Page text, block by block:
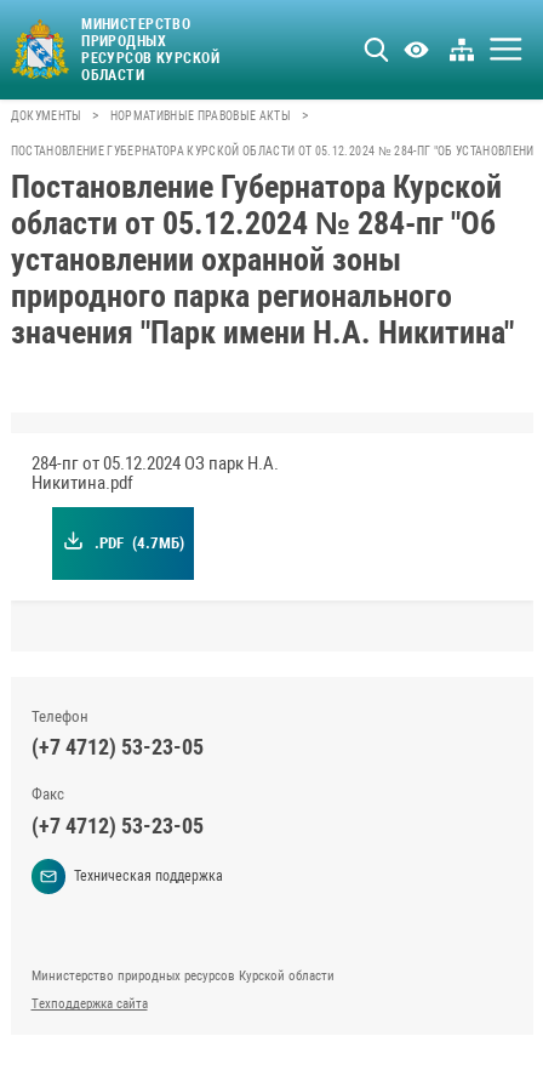
МИНИСТЕРСТВО
ПРИРОДНЫХ
РЕСУРСОВ КУРСКОЙ
ОБЛАСТИ
ДОКУМЕНТЫ > НОРМАТИВНЫЕ ПРАВОВЫЕ АКТЫ >
ПОСТАНОВЛЕНИЕ ГУБЕРНАТОРА КУРСКОЙ ОБЛАСТИ ОТ 05.12.2024 № 284-ПГ "ОБ
Постановление Губернатора Курской
области от 05.12.2024 № 284-пг "Об
установлении охранной зоны
природного парка регионального
значения "Парк имени Н.А. Никитина"
284-пг от 05.12.2024 ОЗ парк Н.А.
Никитина.pdf
.PDF (4.7МБ)
Телефон
(+7 4712) 53-23-05
Факс
(+7 4712) 53-23-05
Техническая поддержка
Министерство природных ресурсов Курской области
Техподдержка сайта